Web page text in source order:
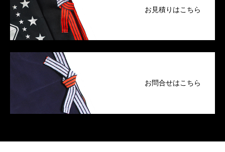
お見積りはこちら
お問合せはこちら